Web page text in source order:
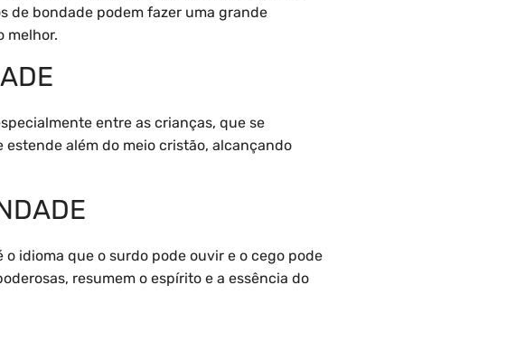
de bondade podem fazer uma grande
melhor.
entre as crianças, que se
além do meio cristão, alcançando
idioma que o surdo pode ouvir e o cego pode
resumem o espírito e a essência do